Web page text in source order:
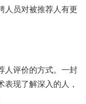
人员对被推荐人有更
人评价的方式。一封
现了解深入的人，